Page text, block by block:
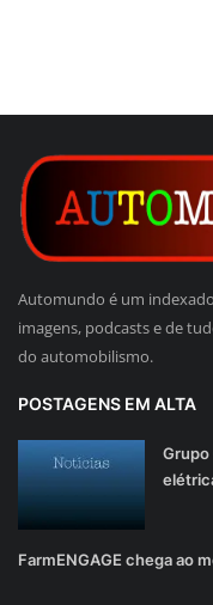
Automundo é um
imagens, podcasts e de
do automobilismo.
POSTAGENS EM ALTA
Grupo
FarmENGAGE chega ao